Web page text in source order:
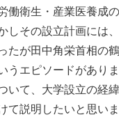
働衛生・産業医養成
しその設立計画には
たが田中角栄首相の
うエピソードがあり
いて、大学設立の経
て説明したいと思いま